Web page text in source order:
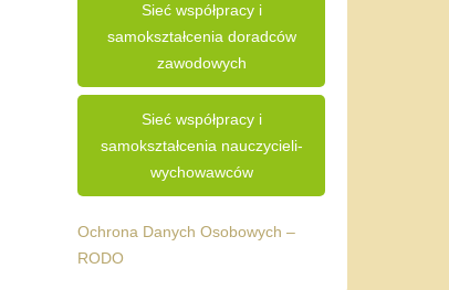
Sieć współpracy i
samokształcenia doradców
zawodowych
Sieć współpracy i
samokształcenia nauczycieli-
wychowawców
Ochrona Danych Osobowych –
RODO